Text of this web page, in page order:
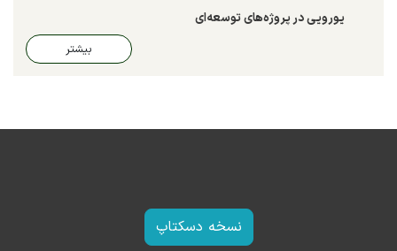
یورویی در پروژه‌های توسعه‌ای
بیشتر
نسخه دسکتاپ